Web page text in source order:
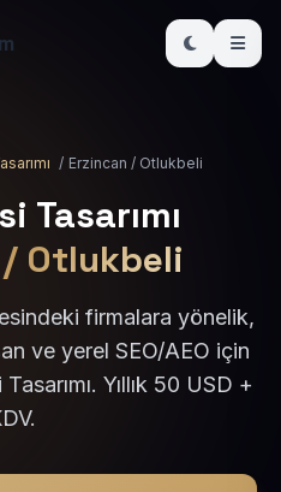
/ Erzincan / Otlukbeli
Tasarımı
Otlukbeli
firmalara yönelik,
ve yerel SEO/AEO için
Yıllık 50 USD +